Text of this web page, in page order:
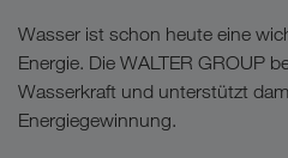
Wasser ist schon heute eine
Energie. Die WALTER GROUP
Wasserkraft und unterstützt
Energiegewinnung.